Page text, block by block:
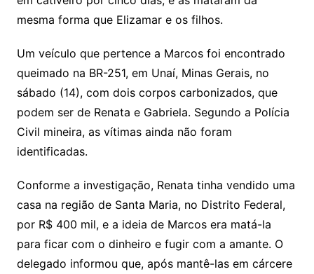
mesma forma que Elizamar e os filhos.
Um veículo que pertence a Marcos foi encontrado
queimado na BR-251, em Unaí, Minas Gerais, no
sábado (14), com dois corpos carbonizados, que
podem ser de Renata e Gabriela. Segundo a Polícia
Civil mineira, as vítimas ainda não foram
identificadas.
Conforme a investigação, Renata tinha vendido uma
casa na região de Santa Maria, no Distrito Federal,
por R$ 400 mil, e a ideia de Marcos era matá-la
para ficar com o dinheiro e fugir com a amante. O
delegado informou que, após mantê-las em cárcere